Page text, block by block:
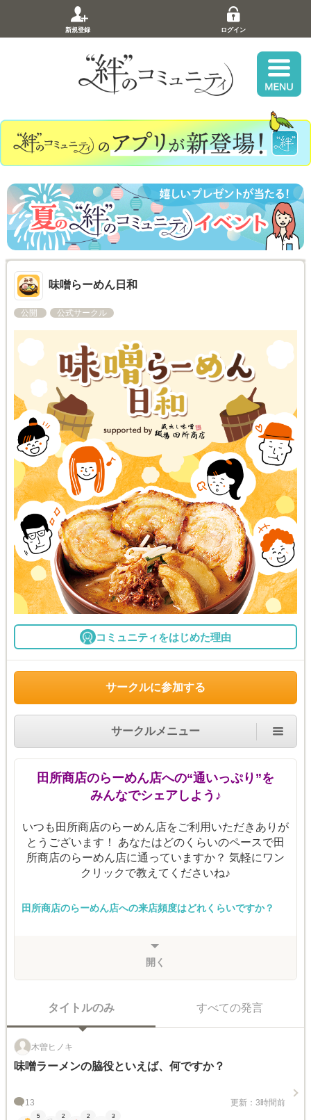
新規登録 ログイン
味噌らーめん日和
公開 公式サークル
コミュニティをはじめた理由
サークルに参加する
サークルメニュー
田所商店のらーめん店への“通いっぷり”を
みんなでシェアしよう♪
いつも田所商店のらーめん店をご利用いただきありが
とうございます！ あなたはどのくらいのペースで田
所商店のらーめん店に通っていますか？ 気軽にワン
クリックで教えてくださいね♪
田所商店のらーめん店への来店頻度はどれくらいですか？
開く
タイトルのみ すべての発言
木曽ヒノキ
味噌ラーメンの脇役といえば、何ですか？
13 更新：3時間前
5 2 2 3